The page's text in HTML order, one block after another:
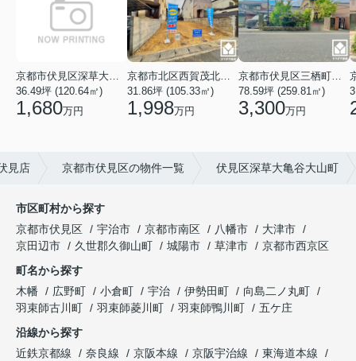
36.49坪 (120.64㎡)
1,680万円
31.86坪 (105.33㎡)
1,998万円
78.59坪 (259.81㎡)
3,300万円
見店 京都市伏見区の物件一覧 伏見区深草大亀谷大山町
市区町村から探す
京都市伏見区
宇治市 京都市南区 八幡市
大津市
京田辺市
久世郡久御山町 城陽市 草津市
京都市西京区
町名から探す
木幡
広野町 小倉町 宇治 伊勢田町
向島二ノ丸町
羽束師古川町
羽束師菱川町 羽束師鴨川町
五ケ庄
沿線から探す
近鉄京都線
奈良線 京阪本線 京阪宇治線
東海道本線